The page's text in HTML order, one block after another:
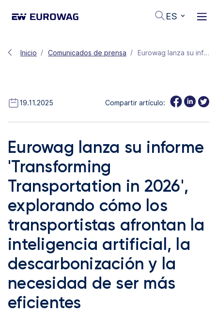
ES
Inicio Comunicados de prensa Eurowag lanza su informe 'Transforming Transportation in 2026', explorando cómo los transportistas afrontan la inteligencia artificial, la descarbonización y la necesidad de ser más eficientes
19.11.2025 Compartir artículo:
Eurowag lanza su informe
'Transforming
Transportation in 2026',
explorando cómo los
transportistas afrontan la
inteligencia artificial, la
descarbonización y la
necesidad de ser más
eficientes